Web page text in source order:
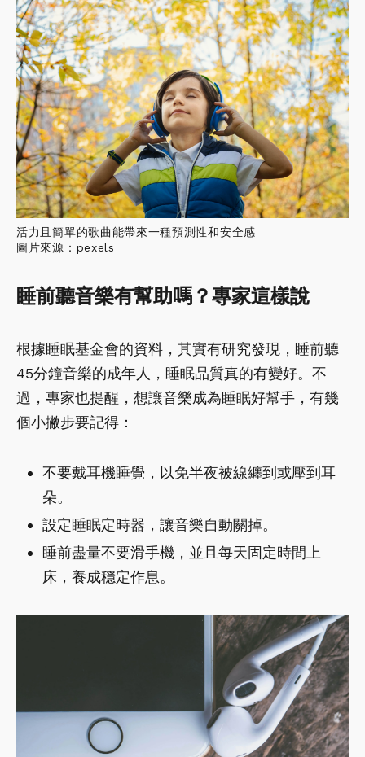
活力且簡單的歌曲能帶來一種預測性和安全感
圖片來源：pexels
睡前聽音樂有幫助嗎？專家這樣說
根據睡眠基金會的資料，其實有研究發現，睡前聽
45分鐘音樂的成年人，睡眠品質真的有變好。不
過，專家也提醒，想讓音樂成為睡眠好幫手，有幾
個小撇步要記得：
不要戴耳機睡覺，以免半夜被線纏到或壓到耳
朵。
設定睡眠定時器，讓音樂自動關掉。
睡前盡量不要滑手機，並且每天固定時間上
床，養成穩定作息。